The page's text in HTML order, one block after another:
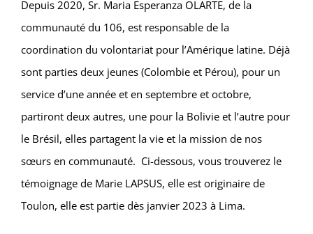
Depuis 2020, Sr. Maria Esperanza OLARTE, de la
communauté du 106, est responsable de la
coordination du volontariat pour l’Amérique latine. Déjà
sont parties deux jeunes (Colombie et Pérou), pour un
service d’une année et en septembre et octobre,
partiront deux autres, une pour la Bolivie et l’autre pour
le Brésil, elles partagent la vie et la mission de nos
sœurs en communauté. Ci-dessous, vous trouverez le
témoignage de Marie LAPSUS, elle est originaire de
Toulon, elle est partie dès janvier 2023 à Lima.